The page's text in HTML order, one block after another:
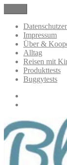
Inhalt
springen
Mamablog über das
Alltagsthemen
Impressum
Über &
Alltag
Reisen mit
Produkttests
Buggytests